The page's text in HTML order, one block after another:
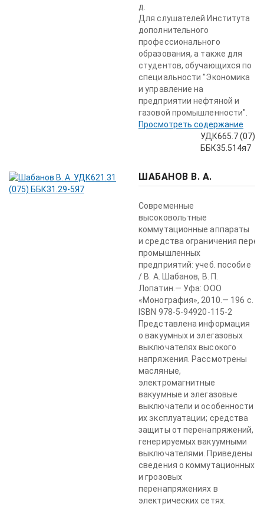
д.
Для слушателей Института
дополнительного
профессионального
образования, а также для
студентов, обучающихся по
специальности "Экономика
и управление на
предприятии нефтяной и
газовой промышленности".
Просмотреть содержание
УДК665.7 (07)
ББК35.514я7
ШАБАНОВ В. А.
Современные
высоковольтные
коммутационные аппараты
и средства ограничения
промышленных
предприятий: учеб. пособие
/ В. А. Шабанов, В. П.
Лопатин.— Уфа: ООО
«Монография», 2010.— 196 с.
ISBN 978-5-94920-115-2
Представлена информация
о вакуумных и элегазовых
выключателях высокого
напряжения. Рассмотрены
масляные,
электромагнитные
вакуумные и элегазовые
выключатели и особенности
их эксплуатации; средства
защиты от перенапряжений,
генерируемых вакуумными
выключателями. Приведены
сведения о коммутационных
и грозовых
перенапряжениях в
электрических сетях.